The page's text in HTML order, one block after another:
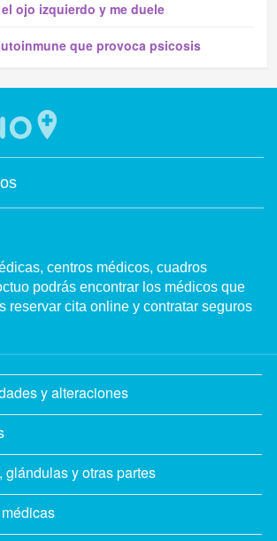
ojo izquierdo y me duele
que provoca psicosis
centros médicos, cuadros
podrás encontrar los médicos que
reservar cita online y contratar seguros
y alteraciones
glándulas y otras partes